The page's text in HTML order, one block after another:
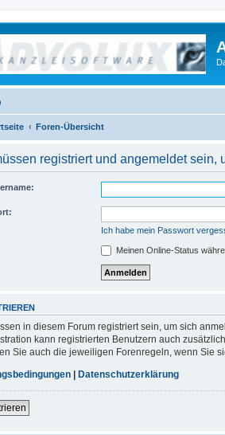
Foren-Übersicht
registriert und angemeldet sein,
Ich habe mein Passwort
Meinen Online-Status
in diesem Forum registriert sein, um sich
kann registrierten Benutzern auch
Sie auch die jeweiligen Forenregeln, wenn Sie
| Datenschutzerklärung